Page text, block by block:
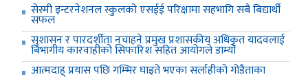
सेस्मी इन्टरनेशनल स्कुलको एसईई परिक्षामा सहभागि सबै बिद्यार्थी
सफल
सुशासन र पारदर्शीता नचाहने प्रमुख प्रशासकीय अधिकृत यादवलाई
बिभागीय कारवाहीको सिफारिश सहित आयोगले डाम्यो
आत्मदाह प्रयास पछि गम्भिर घाइते भएका सर्लाहीको गोडैताका